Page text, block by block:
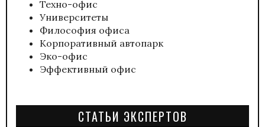
Техно-офис
Университеты
Философия офиса
Корпоративный автопарк
Эко-офис
Эффективный офис
СТАТЬИ ЭКСПЕРТОВ